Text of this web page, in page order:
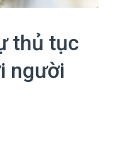
thủ tục
người